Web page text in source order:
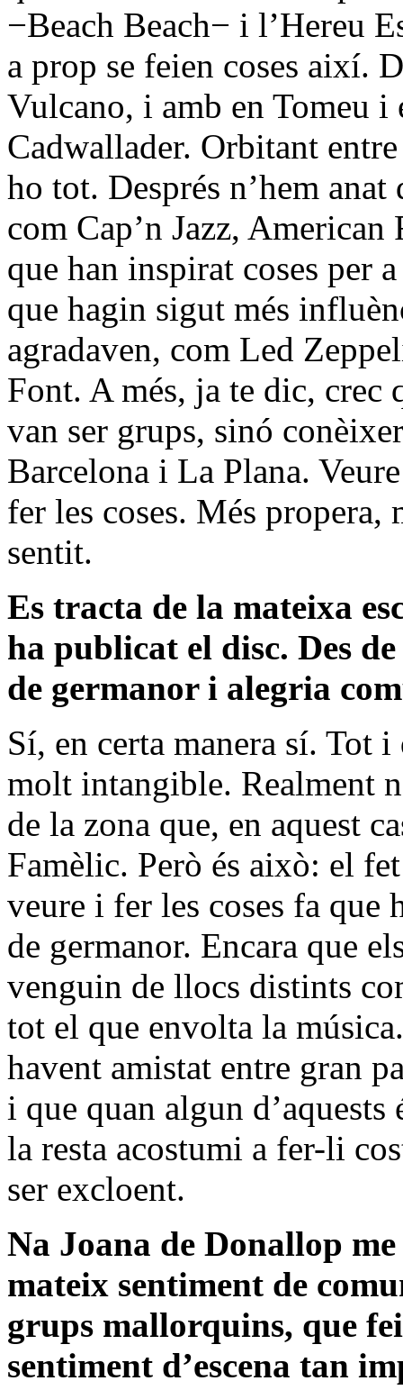
−Beach Beach− i l’Hereu
a prop se feien coses així.
Vulcano, i amb en Tomeu
Cadwallader. Orbitant
ho tot. Després n’hem
com Cap’n Jazz,
que han inspirat coses per
que hagin sigut més
agradaven, com Led
Font. A més, ja te dic, crec
van ser grups, sinó
Barcelona i La Plana.
fer les coses. Més
sentit.
Es tracta de la mateixa
ha publicat el disc. Des
de germanor i alegria
Sí, en certa manera sí. Tot i
molt intangible. Realment
de la zona que, en aquest
Famèlic. Però és això: el
veure i fer les coses fa que
de germanor. Encara que
venguin de llocs distints
tot el que envolta la
havent amistat entre gran
i que quan algun
la resta acostumi a fer-li
ser excloent.
Na Joana de Donallop
mateix sentiment de
grups mallorquins, que
sentiment d’escena tan